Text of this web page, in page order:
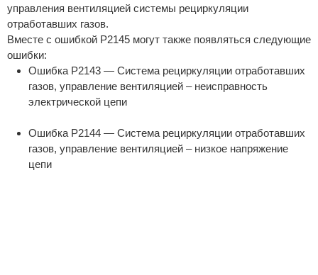
управления вентиляцией системы рециркуляции
отработавших газов.
Вместе с ошибкой P2145 могут также появляться следующие
ошибки:
Ошибка P2143 — Система рециркуляции отработавших
газов, управление вентиляцией – неисправность
электрической цепи
Ошибка P2144 — Система рециркуляции отработавших
газов, управление вентиляцией – низкое напряжение
цепи